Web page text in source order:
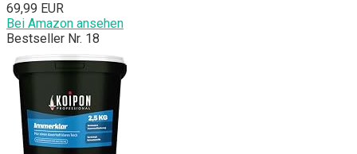
69,99 EUR
Bei Amazon ansehen
Bestseller Nr. 18